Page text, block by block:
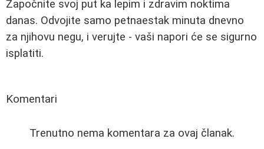
Započnite svoj put ka lepim i zdravim noktima
danas. Odvojite samo petnaestak minuta dnevno
za njihovu negu, i verujte - vaši napori će se sigurno
isplatiti.
Komentari
Trenutno nema komentara za ovaj članak.